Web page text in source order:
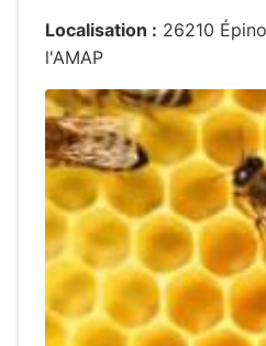
Localisation : 26210
l'AMAP